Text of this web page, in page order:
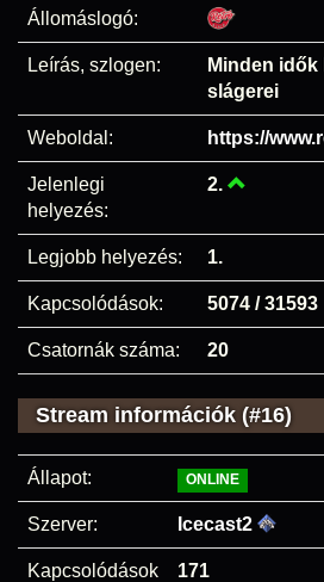
Állomáslogó:
Leírás, szlogen:
Minden
slágerei
Weboldal: https://
Jelenlegi
helyezés:
2.
Legjobb helyezés: 1.
Kapcsolódások: 5074 / 31593
Csatornák száma: 20
Stream információk (#16)
Állapot: ONLINE
Szerver: Icecast2
Kapcsolódások
171